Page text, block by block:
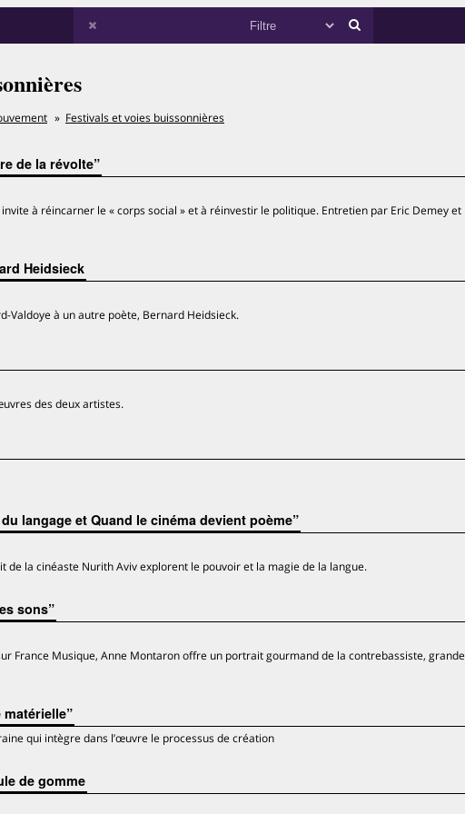
Festivals et voies buissonnières
de la révolte”
à réincarner le « corps social » et à réinvestir le politique. Entretien par Eric Demey et
Heidsieck
Valdoye à un autre poète, Bernard Heidsieck.
des deux artistes.
langage et Quand le cinéma devient poème”
de la cinéaste Nurith Aviv explorent le pouvoir et la magie de la langue.
sons”
France Musique, Anne Montaron offre un portrait gourmand de la contrebassiste, grande
matérielle”
qui intègre dans l’œuvre le processus de création
de gomme